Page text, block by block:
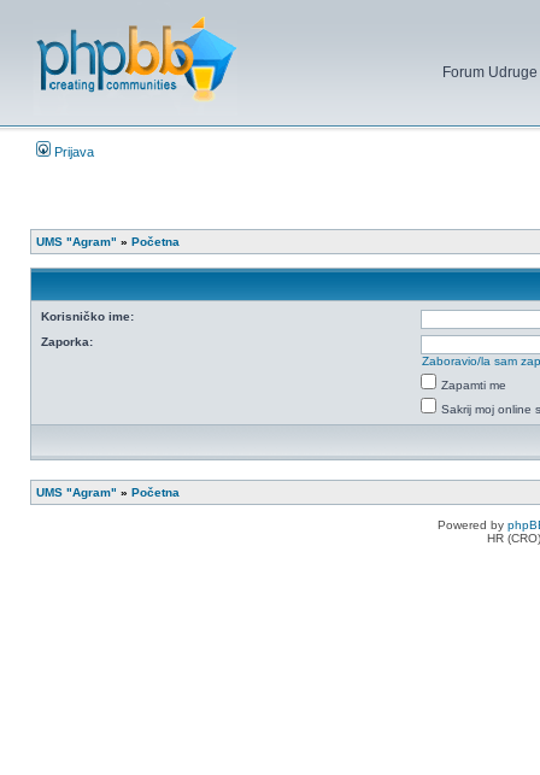
Forum
Prijava
UMS "Agram" » Početna
Korisničko ime:
Zaporka:
Zaboravio/la sam
Zapamti me
Sakrij moj online
UMS "Agram" » Početna
Powered by
HR